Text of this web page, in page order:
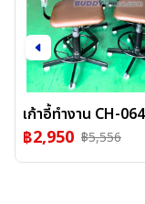
เก้าอี้ทำงาน CH-064
฿2,950 ฿5,556